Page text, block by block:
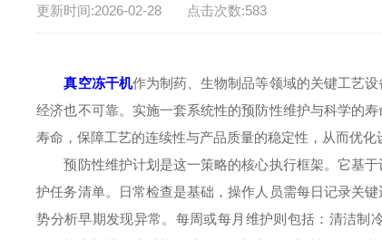
更新时间:2026-02-28 点击次数:583
真空冻干机作为制药、生物制品等领域的关键工艺
经济也不可靠。实施一套系统性的预防性维护与科学的
寿命，保障工艺的连续性与产品质量的稳定性，从而优化
预防性维护计划是这一策略的核心执行框架。它基于
护任务清单。日常检查是基础，操作人员需每日记录关
势分析早期发现异常。每周或每月维护则包括：清洁制